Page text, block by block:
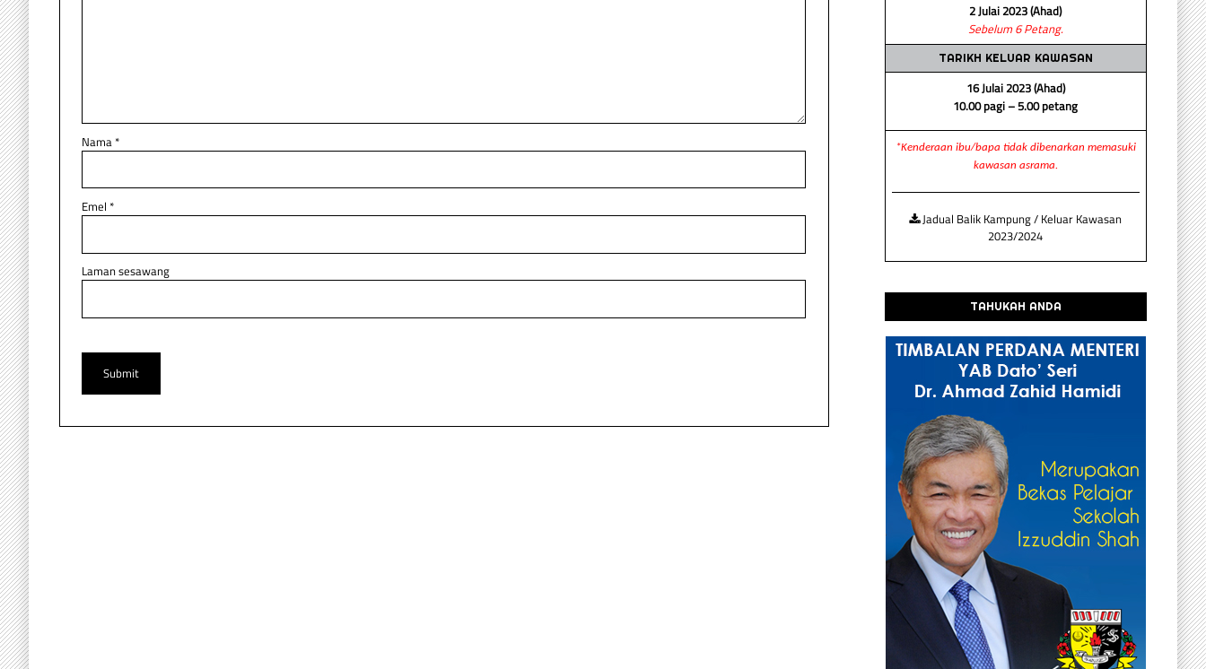
Nama *
Emel *
Laman sesawang
2 Julai 2023 (Ahad)
Sebelum 6 Petang.
TARIKH KELUAR KAWASAN
16 Julai 2023 (Ahad)
10.00 pagi – 5.00 petang
*Kenderaan ibu/bapa tidak dibenarkan memasuki
kawasan asrama.
Jadual Balik Kampung / Keluar Kawasan
2023/2024
TAHUKAH ANDA